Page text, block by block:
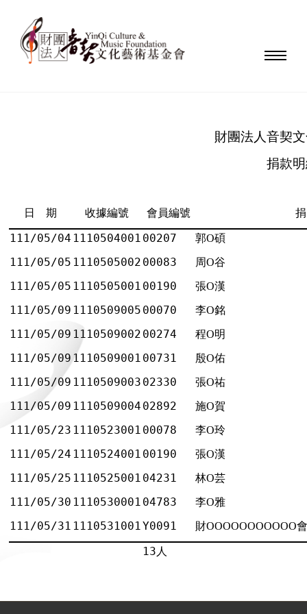
財團法人音契
捐款
日 期 收據編號 會員編號
111/05/04 1110504001 00207 郭O碩
111/05/05 1110505002 00083 周O谷
111/05/05 1110505001 00190 張O漢
111/05/09 1110509005 00070 李O銘
111/05/09 1110509002 00274 程O明
111/05/09 1110509001 00731 殷O佑
111/05/09 1110509003 02330 張O祐
111/05/09 1110509004 02892 施O賀
111/05/23 1110523001 00078 李O玲
111/05/24 1110524001 00190 張O漢
111/05/25 1110525001 04231 林O芸
111/05/30 1110530001 04783 李O雅
111/05/31 1110531001Y0091 財OOOOOOOOOOO
13人